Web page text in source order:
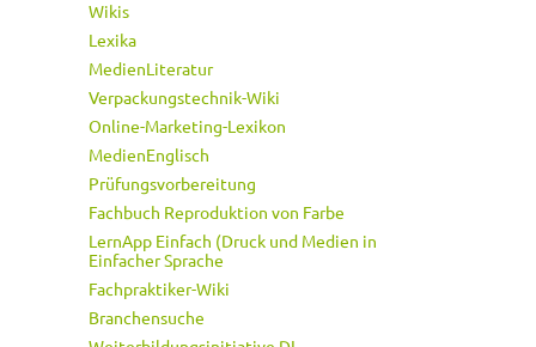
Wikis
Lexika
MedienLiteratur
Verpackungstechnik-Wiki
Online-Marketing-Lexikon
MedienEnglisch
Prüfungsvorbereitung
Fachbuch Reproduktion von Farbe
LernApp Einfach (Druck und Medien in
Einfacher Sprache
Fachpraktiker-Wiki
Branchensuche